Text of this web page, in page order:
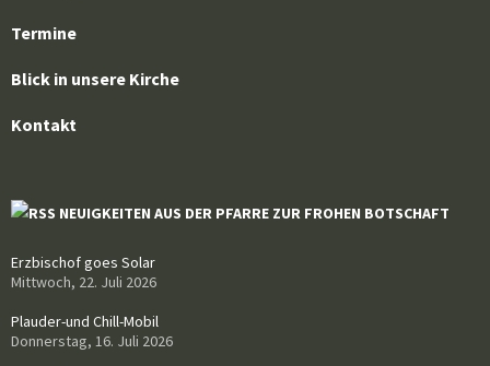
Termine
Blick in unsere Kirche
Kontakt
NEUIGKEITEN AUS DER PFARRE ZUR FROHEN BOTSCHAFT
Erzbischof goes Solar
Mittwoch, 22. Juli 2026
Plauder-und Chill-Mobil
Donnerstag, 16. Juli 2026